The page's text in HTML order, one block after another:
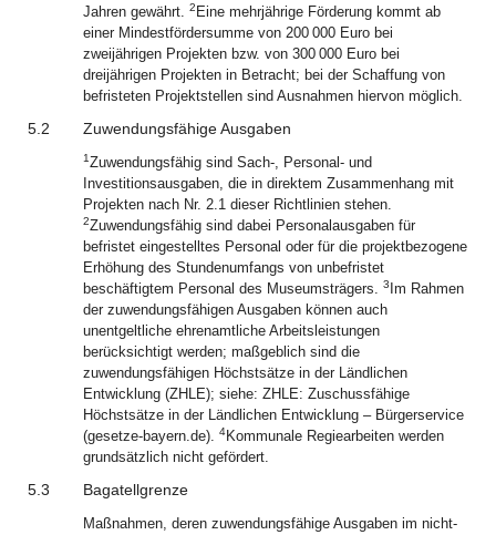
Jahren gewährt. 2 Eine mehrjährige Förderung kommt ab
einer Mindestfördersumme von 200 000 Euro bei
zweijährigen Projekten bzw. von 300 000 Euro bei
dreijährigen Projekten in Betracht; bei der Schaffung von
befristeten Projektstellen sind Ausnahmen hiervon möglich.
5.2 Zuwendungsfähige Ausgaben
1Zuwendungsfähig sind Sach-, Personal- und
Investitionsausgaben, die in direktem Zusammenhang mit
Projekten nach Nr. 2.1 dieser Richtlinien stehen.
2Zuwendungsfähig sind dabei Personalausgaben für
befristet eingestelltes Personal oder für die projektbezogene
Erhöhung des Stundenumfangs von unbefristet
beschäftigtem Personal des Museumsträgers. 3 Im Rahmen
der zuwendungsfähigen Ausgaben können auch
unentgeltliche ehrenamtliche Arbeitsleistungen
berücksichtigt werden; maßgeblich sind die
zuwendungsfähigen Höchstsätze in der Ländlichen
Entwicklung (ZHLE); siehe: ZHLE: Zuschussfähige
Höchstsätze in der Ländlichen Entwicklung – Bürgerservice
(gesetze-bayern.de). 4Kommunale Regiearbeiten werden
grundsätzlich nicht gefördert.
5.3 Bagatellgrenze
Maßnahmen, deren zuwendungsfähige Ausgaben im nicht-